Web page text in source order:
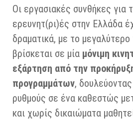
Οι εργασιακές συνθήκες για
ερευνητ(ρι)ές στην Ελλάδα
δραματικά, με το
βρίσκεται σε μία μόνιμη
εξάρτηση από την
προγραμμάτων,
ρυθμούς σε ένα καθεστώς
και χωρίς δικαιώματα